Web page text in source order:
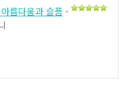
름다움과 슬픔 -